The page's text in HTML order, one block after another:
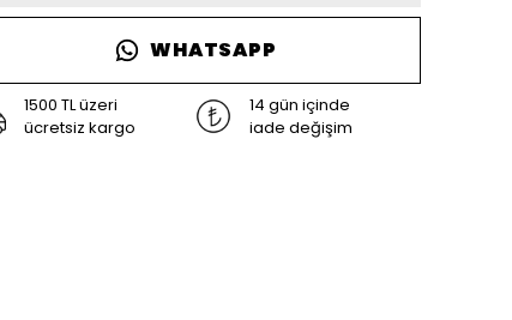
WHATSAPP
1500 TL üzeri
ücretsiz kargo
14 gün içinde
iade değişim